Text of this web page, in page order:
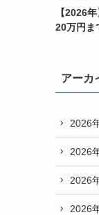
【2026
20万円ま
アーカ
2026
2026
2026
2026